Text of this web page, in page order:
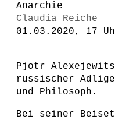
Anarchie
Claudia Reiche
01.03.2020, 17
Pjotr
russischer
und Philosoph.
Bei seiner